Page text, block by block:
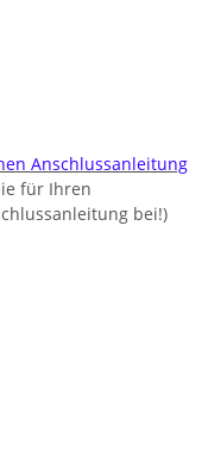
Anschlussanleitung
für Ihren
bei!)